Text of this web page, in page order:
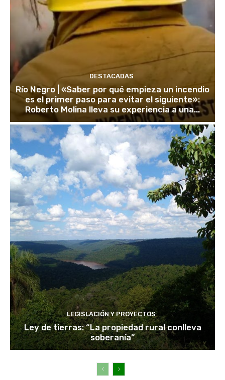
DESTACADAS
Río Negro | «Saber por qué empieza un incendio
es el primer paso para evitar el siguiente»:
Roberto Molina lleva su experiencia a una...
LEGISLACIÓN Y PROYECTOS
Ley de tierras: “La propiedad rural conlleva
soberanía”